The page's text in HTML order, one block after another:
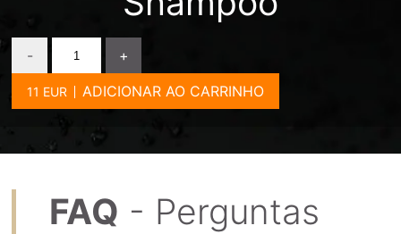
-
+
ADICIONAR AO CARRINHO
FAQ - Perguntas